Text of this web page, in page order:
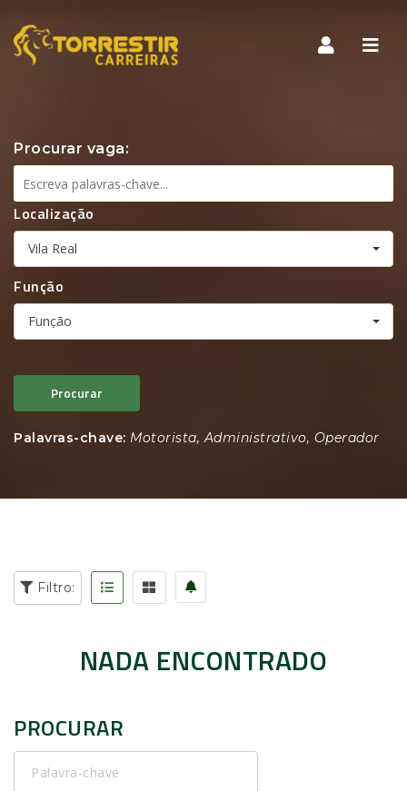
Procurar vaga:
Localização
Vila Real
Função
Função
Procurar
Palavras-chave: Motorista, Administrativo, Operador
Filtro:
NADA ENCONTRADO
PROCURAR
chave